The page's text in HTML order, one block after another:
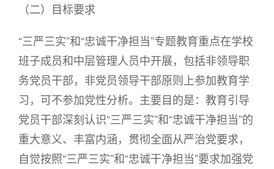
（二）目标要求
“三严三实”和“忠诚干净担当”专题教育重点在学校
班子成员和中层管理人员中开展，包括非领导职
务党员干部，非党员领导干部原则上参加教育学
习，可不参加党性分析。主要目的是：教育引导
党员干部深刻认识“三严三实”和“忠诚干净担当”的
重大意义、丰富内涵，贯彻全面从严治党要求，
自觉按照“三严三实”和“忠诚干净担当”要求加强党